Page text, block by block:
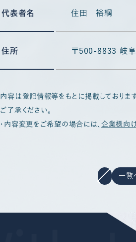
代表者名 住田 裕綱
住所 〒500-8833 岐阜
内容は登記情報等をもとに掲載しておりま
了承ください。
内容変更をご希望の場合には、企業様向
一覧